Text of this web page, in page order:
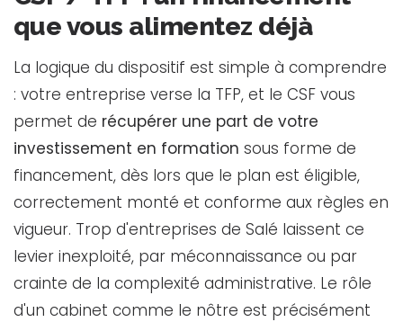
que vous alimentez déjà
La logique du dispositif est simple à comprendre
: votre entreprise verse la TFP, et le CSF vous
permet de récupérer une part de votre
investissement en formation sous forme de
financement, dès lors que le plan est éligible,
correctement monté et conforme aux règles en
vigueur. Trop d'entreprises de Salé laissent ce
levier inexploité, par méconnaissance ou par
crainte de la complexité administrative. Le rôle
d'un cabinet comme le nôtre est précisément